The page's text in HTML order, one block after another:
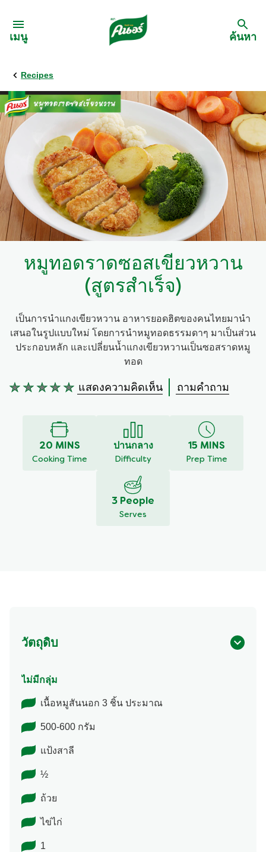
เมนู
กลับ
สูตรอาหาร
เมนูอาหารตามวัตถุดิบ
เมนูอาหารตามประเภทการทำ
เมนูสุขภาพ
ค้นหา
Recipes
หมูทอดราดซอสเขียวหวาน
(สูตรสำเร็จ)
เป็นการนำแกงเขียวหวาน อาหารยอดฮิตของคนไทยมานำ
เสนอในรูปแบบใหม่ โดยการนำหมูทอดธรรมดาๆ มาเป็นส่วน
ประกอบหลัก และเปลี่ยนน้ำแกงเขียวหวานเป็นซอสราดหมู
ทอด
ไม่มี
แสดงความคิดเห็น ถามคำถาม
20 MINS
Cooking Time
ปานกลาง
Difficulty
15 MINS
Prep Time
3 People
Serves
วัตถุดิบ
ไม่มีกลุ่ม
เนื้อหมูสันนอก 3 ชิ้น ประมาณ
500-600 กรัม
แป้งสาลี
½
ถ้วย
ไข่ไก่
1